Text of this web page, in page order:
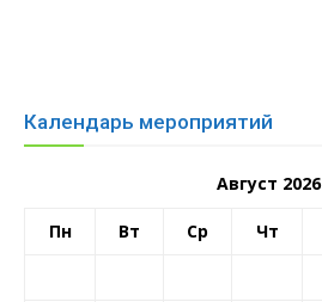
Календарь мероприятий
Август 2026
Пн Вт Ср Чт